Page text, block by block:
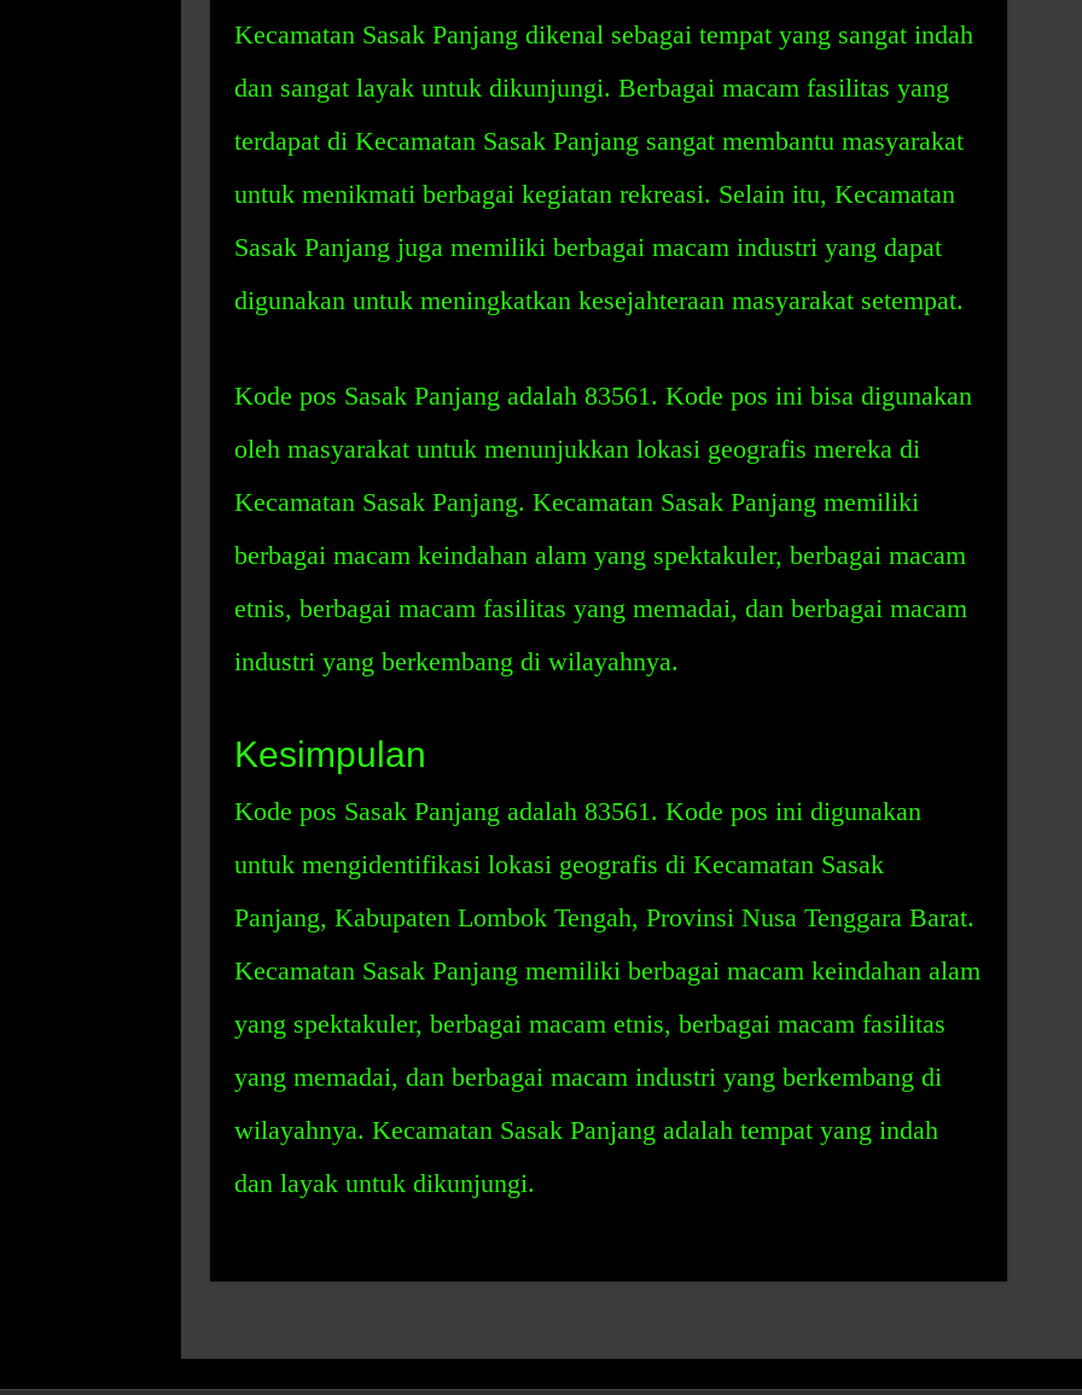
Kecamatan Sasak Panjang dikenal sebagai tempat yang sangat indah
dan sangat layak untuk dikunjungi. Berbagai macam fasilitas yang
terdapat di Kecamatan Sasak Panjang sangat membantu masyarakat
untuk menikmati berbagai kegiatan rekreasi. Selain itu, Kecamatan
Sasak Panjang juga memiliki berbagai macam industri yang dapat
digunakan untuk meningkatkan kesejahteraan masyarakat setempat.
Kode pos Sasak Panjang adalah 83561. Kode pos ini bisa digunakan
oleh masyarakat untuk menunjukkan lokasi geografis mereka di
Kecamatan Sasak Panjang. Kecamatan Sasak Panjang memiliki
berbagai macam keindahan alam yang spektakuler, berbagai macam
etnis, berbagai macam fasilitas yang memadai, dan berbagai macam
industri yang berkembang di wilayahnya.
Kesimpulan
Kode pos Sasak Panjang adalah 83561. Kode pos ini digunakan
untuk mengidentifikasi lokasi geografis di Kecamatan Sasak
Panjang, Kabupaten Lombok Tengah, Provinsi Nusa Tenggara Barat.
Kecamatan Sasak Panjang memiliki berbagai macam keindahan alam
yang spektakuler, berbagai macam etnis, berbagai macam fasilitas
yang memadai, dan berbagai macam industri yang berkembang di
wilayahnya. Kecamatan Sasak Panjang adalah tempat yang indah
dan layak untuk dikunjungi.